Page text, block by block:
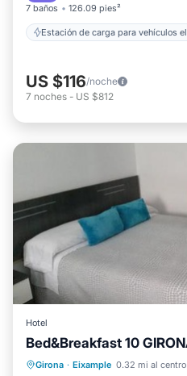
7 baños 126.09 pies²
Estación de carga para vehículos
US $116/noche
7 noches - US $812
Hotel
Bed&Breakfast 10
Girona · Eixample 0.32 mi al centro
Aparcamiento